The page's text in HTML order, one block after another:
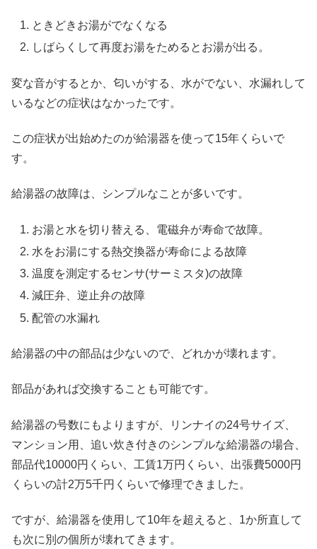
ときどきお湯がでなくなる
しばらくして再度お湯をためるとお湯が出る。
変な音がするとか、匂いがする、水がでない、水漏れして
いるなどの症状はなかったです。
この症状が出始めたのが給湯器を使って15年くらいで
す。
給湯器の故障は、シンプルなことが多いです。
お湯と水を切り替える、電磁弁が寿命で故障。
水をお湯にする熱交換器が寿命による故障
温度を測定するセンサ(サーミスタ)の故障
減圧弁、逆止弁の故障
配管の水漏れ
給湯器の中の部品は少ないので、どれかが壊れます。
部品があれば交換することも可能です。
給湯器の号数にもよりますが、リンナイの24号サイズ、
マンション用、追い炊き付きのシンプルな給湯器の場合、
部品代10000円くらい、工賃1万円くらい、出張費5000円
くらいの計2万5千円くらいで修理できました。
ですが、給湯器を使用して10年を超えると、1か所直して
も次に別の個所が壊れてきます。